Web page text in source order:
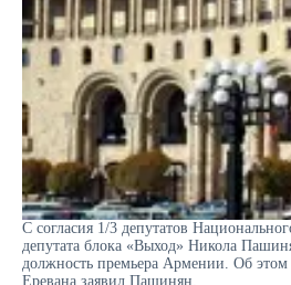
С согласия 1/3 депутатов
депутата блока «Выход» Никола
должность премьера Армении. Об
Еревана заявил Пашинян.